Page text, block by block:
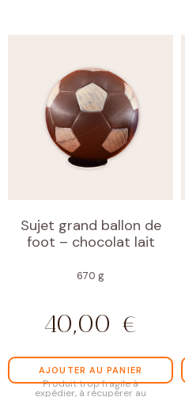
Sujet grand ballon de
foot – chocolat lait
670 g
40,00 €
AJOUTER AU PANIER
Produit trop fragile à
expédier, à récupérer au